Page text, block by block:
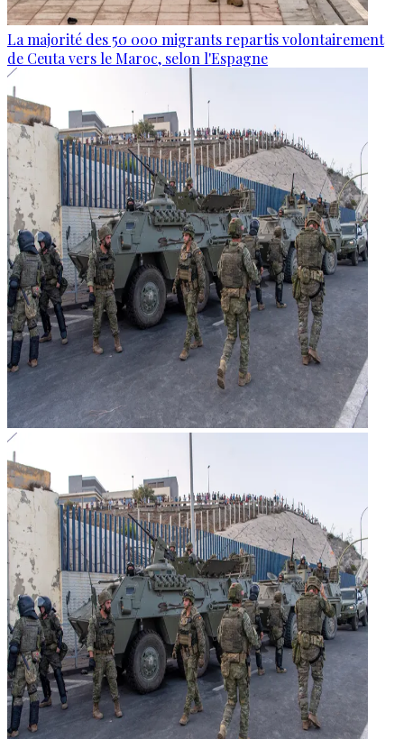
La majorité des 50 000 migrants repartis volontairement
de Ceuta vers le Maroc, selon l'Espagne